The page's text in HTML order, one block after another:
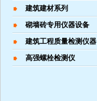
建筑建材系列
砌墙砖专用仪器设备
建筑工程质量检测仪器
高强螺栓检测仪